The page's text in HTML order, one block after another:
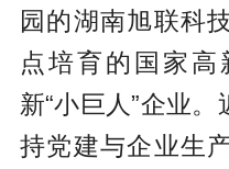
园的湖南旭联科
点培育的国家
新“小巨人”企业
持党建与企业生